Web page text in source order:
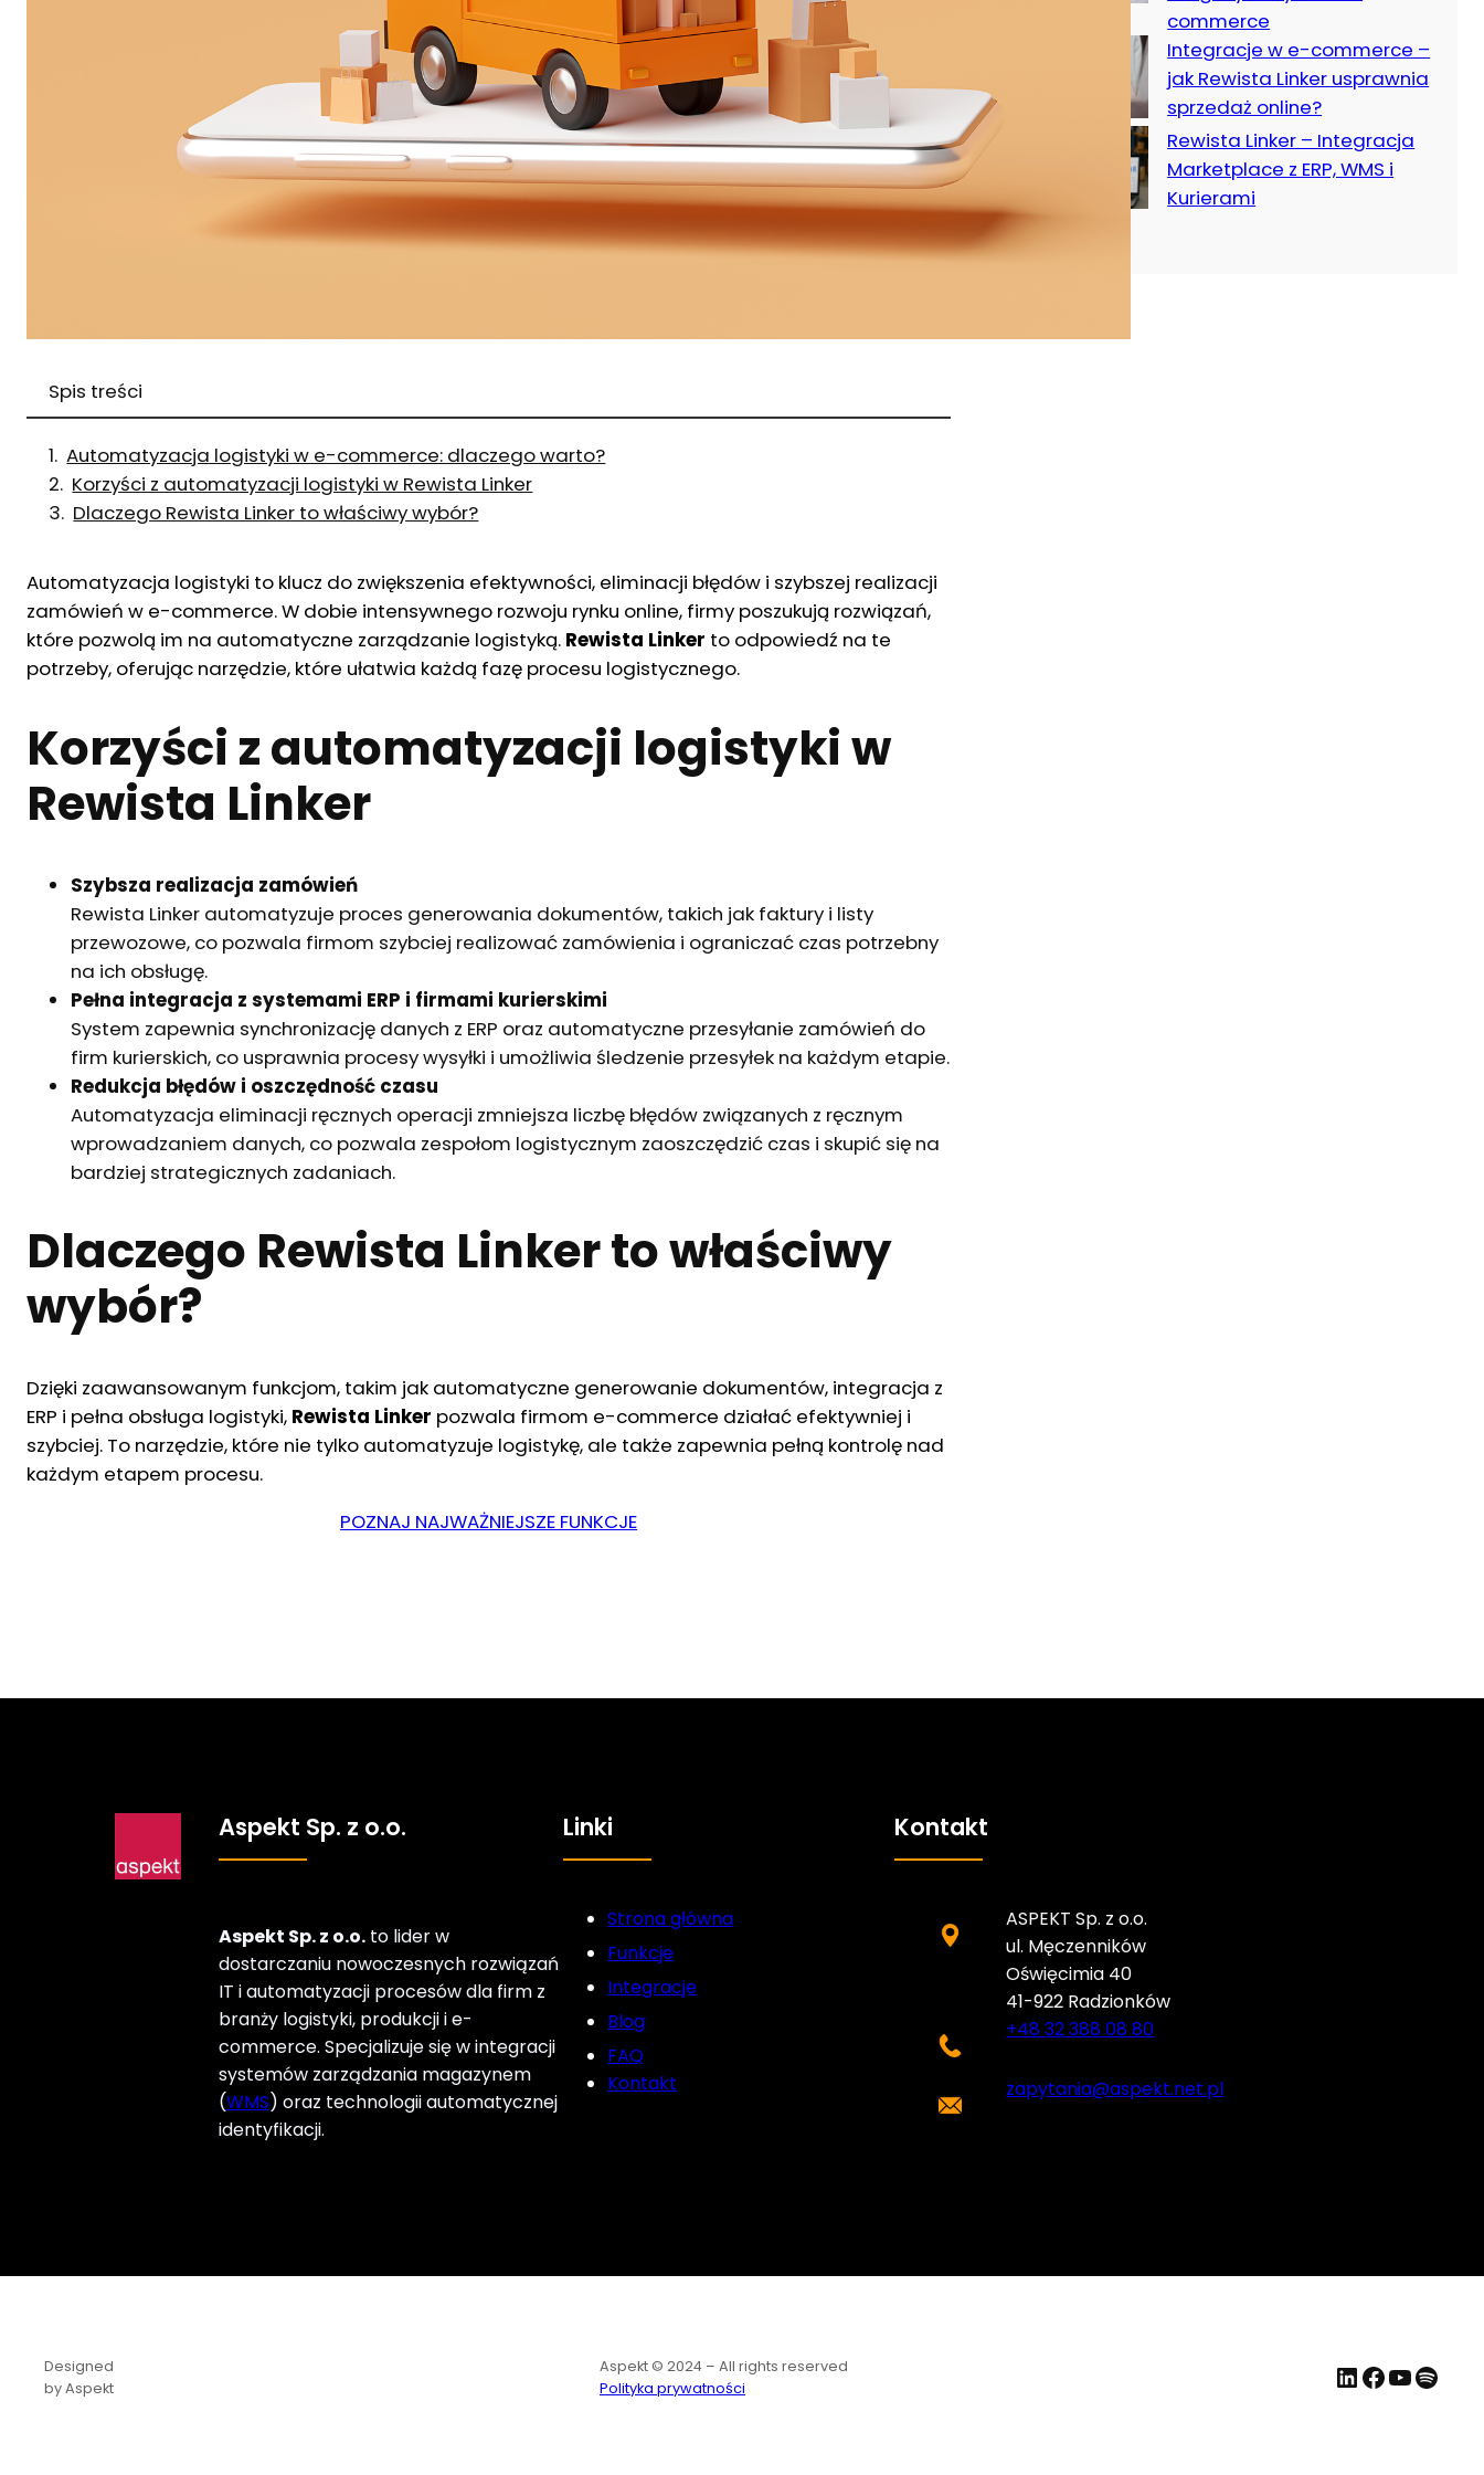
Spis treści
Automatyzacja logistyki w e-commerce: dlaczego warto?
Korzyści z automatyzacji logistyki w Rewista Linker
Dlaczego Rewista Linker to właściwy wybór?
Automatyzacja logistyki to klucz do zwiększenia efektywności, eliminacji błędów i szybszej realizacji
zamówień w e-commerce. W dobie intensywnego rozwoju rynku online, firmy poszukują rozwiązań,
które pozwolą im na automatyczne zarządzanie logistyką. Rewista Linker to odpowiedź na te
potrzeby, oferując narzędzie, które ułatwia każdą fazę procesu logistycznego.
Korzyści z automatyzacji logistyki w
Rewista Linker
Szybsza realizacja zamówień
Rewista Linker automatyzuje proces generowania dokumentów, takich jak faktury i listy
przewozowe, co pozwala firmom szybciej realizować zamówienia i ograniczać czas potrzebny
na ich obsługę.
Pełna integracja z systemami ERP i firmami kurierskimi
System zapewnia synchronizację danych z ERP oraz automatyczne przesyłanie zamówień do
firm kurierskich, co usprawnia procesy wysyłki i umożliwia śledzenie przesyłek na każdym etapie.
Redukcja błędów i oszczędność czasu
Automatyzacja eliminacji ręcznych operacji zmniejsza liczbę błędów związanych z ręcznym
wprowadzaniem danych, co pozwala zespołom logistycznym zaoszczędzić czas i skupić się na
bardziej strategicznych zadaniach.
Dlaczego Rewista Linker to właściwy
wybór?
Dzięki zaawansowanym funkcjom, takim jak automatyczne generowanie dokumentów, integracja z
ERP i pełna obsługa logistyki, Rewista Linker pozwala firmom e-commerce działać efektywniej i
szybciej. To narzędzie, które nie tylko automatyzuje logistykę, ale także zapewnia pełną kontrolę nad
każdym etapem procesu.
POZNAJ NAJWAŻNIEJSZE FUNKCJE
commerce
Integracje w e-commerce –
jak Rewista Linker usprawnia
sprzedaż online?
Rewista Linker – Integracja
Marketplace z ERP, WMS i
Kurierami
Aspekt Sp. z o.o.
Aspekt Sp. z o.o.to lider w
dostarczaniu nowoczesnych rozwiązań
IT i automatyzacji procesów dla firm z
branży logistyki, produkcji i e-
commerce. Specjalizuje się w integracji
systemów zarządzania magazynem
(WMS) oraz technologii automatycznej
identyfikacji.
Linki
Strona główna
Funkcje
Integracje
Blog
FAQ
Kontakt
Kontakt
ASPEKT Sp. z o.o.
ul. Męczenników
Oświęcimia 40
41-922 Radzionków
+48 32 388 08 80
zapytania@aspekt.net.pl
Designed
by Aspekt
Aspekt © 2024 – All rights reserved
Polityka prywatności
LinkedIn